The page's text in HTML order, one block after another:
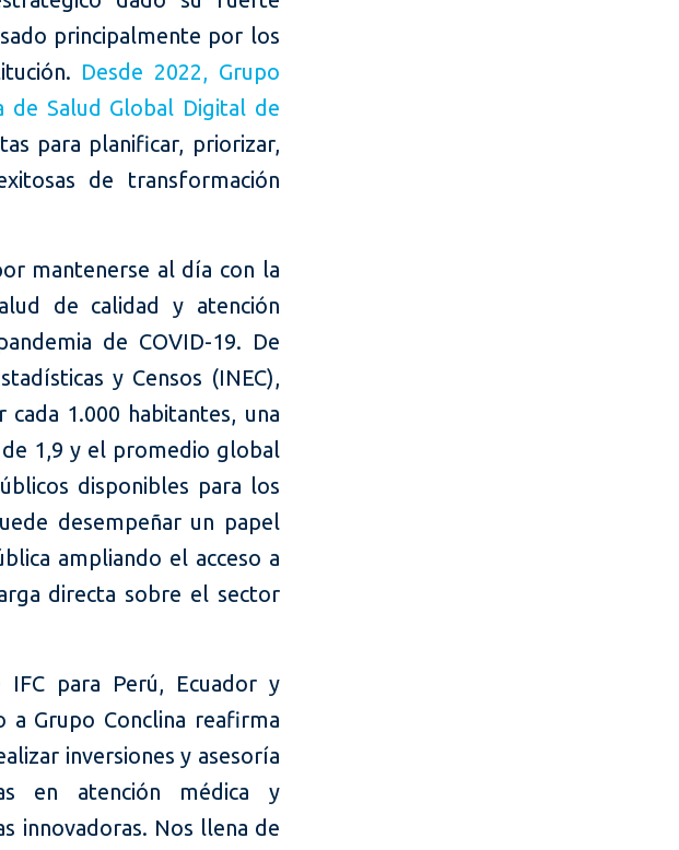
principalmente por los
Desde 2022, Grupo
Salud Global Digital de
para planificar, priorizar,
de transformación
mantenerse al día con la
de calidad y atención
de COVID-19. De
y Censos (INEC),
1.000 habitantes, una
1,9 y el promedio global
disponibles para los
desempeñar un papel
ampliando el acceso a
directa sobre el sector
para Perú, Ecuador y
a Grupo Conclina reafirma
inversiones y asesoría
en atención médica y
innovadoras. Nos llena de